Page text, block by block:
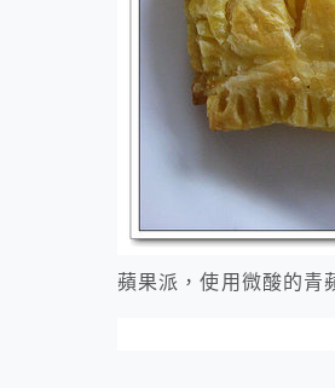
蘋果派，使用微酸的青